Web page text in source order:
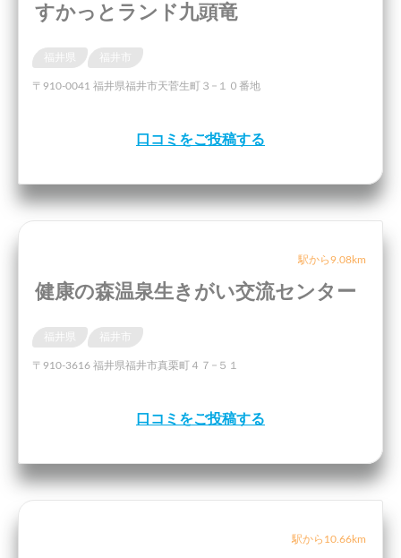
すかっとランド九頭竜
〒910-0041 福井県福井市天菅生町３−１０番地
口コミをご投稿する
駅から9.08km
健康の森温泉生きがい交流センター
〒910-3616 福井県福井市真栗町４７−５１
口コミをご投稿する
駅から10.66km